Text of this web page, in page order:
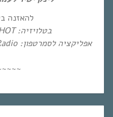
להאזנה
בטלויזיה: HOT – ערוץ 87 | YES – ערוץ 71
אפליקציה לסמרטפון: Eol Radio (אנדרואיד/אייפון) או באפליקציית